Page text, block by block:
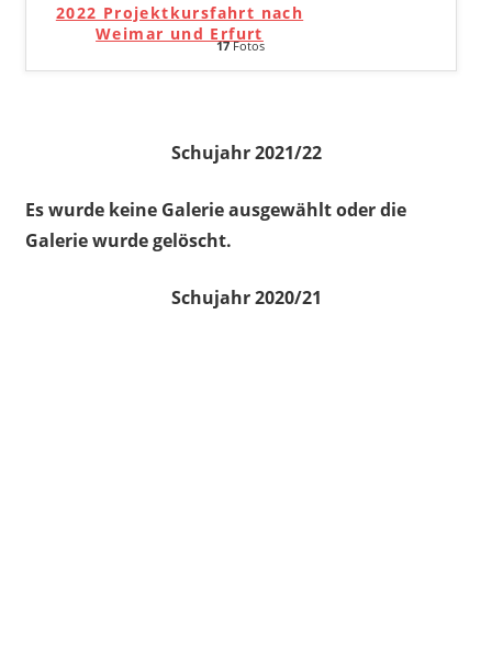
2022 Projektkursfahrt nach
Weimar und Erfurt
17Fotos
Schujahr 2021/22
Es wurde keine Galerie ausgewählt oder die
Galerie wurde gelöscht.
Schujahr 2020/21